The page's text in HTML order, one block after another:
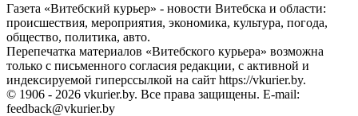
Газета «Витебский курьер» - новости Витебска и области:
происшествия, мероприятия, экономика, культура, погода,
общество, политика, авто.
Перепечатка материалов «Витебского курьера» возможна
только с письменного согласия редакции, с активной и
индексируемой гиперссылкой на сайт https://vkurier.by.
© 1906 - 2026 vkurier.by. Все права защищены. E-mail:
feedback@vkurier.by